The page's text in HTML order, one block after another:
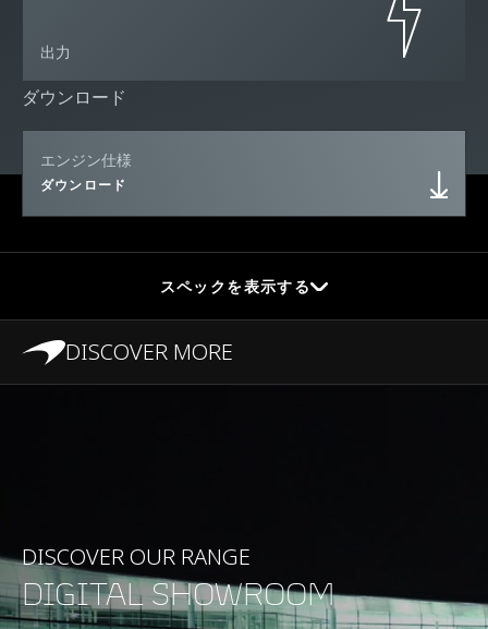
出力
ダウンロード
エンジン仕様
ダウンロード
スペックを表示する
0-100kph (62mph) 3.1s
0-200kph (124mph) 8.8s
DISCOVER MORE
DISCOVER OUR RANGE
DIGITAL SHOWROOM